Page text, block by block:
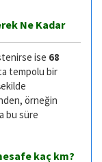
Ne Kadar
ise 68
tempolu bir
örneğin
bu süre
kaç km?